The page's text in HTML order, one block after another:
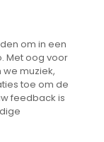
om in een
Met oog voor
muziek,
toe om de
feedback is